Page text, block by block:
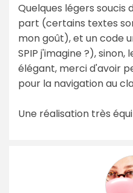
Quelques légers
part (certains textes
mon goût), et un code
SPIP j'imagine ?),
élégant, merci d'avoir
pour la navigation au
Une réalisation très